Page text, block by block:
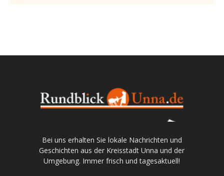
Bei uns erhalten Sie lokale Nachrichten und
Geschichten aus der Kreisstadt Unna und der
Umgebung. Immer frisch und tagesaktuell!